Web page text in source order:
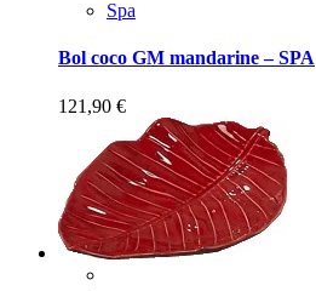
Spa
Bol coco GM mandarine – SPA
121,90 €